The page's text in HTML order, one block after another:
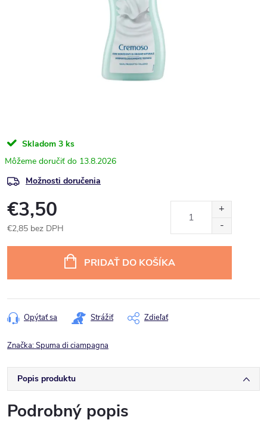
Skladom 3 ks
13.8.2026
Možnosti doručenia
€3,50
€2,85 bez DPH
PRIDAŤ DO KOŠÍKA
Opýtať sa Strážiť Zdieľať
Značka:Spuma di ciampagna
Popis produktu
Podrobný popis